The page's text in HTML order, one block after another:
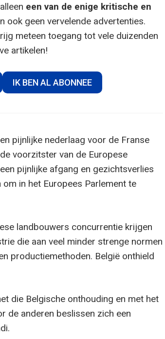
een van de enige kritische en
ook geen vervelende advertenties.
meteen toegang tot vele duizenden
artikelen!
IK BEN AL ABONNEE
pijnlijke nederlaag voor de Franse
voorzitster van de Europese
pijnlijke afgang en gezichtsverlies
in het Europees Parlement te
landbouwers concurrentie krijgen
die aan veel minder strenge normen
productiemethoden. België onthield
die Belgische onthouding en met het
de anderen beslissen zich een